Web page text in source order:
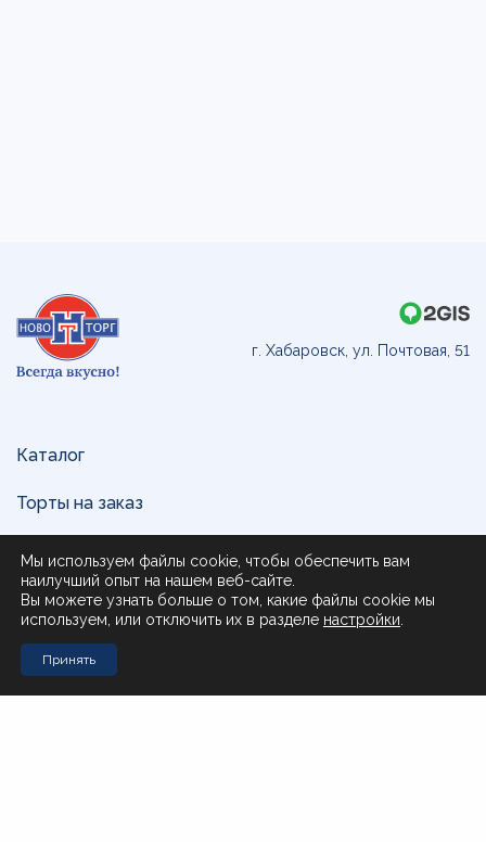
г. Хабаровск, ул. Почтовая, 51
Каталог
Торты на заказ
Доставка и оплата
О нас
Поставщикам
Контакты
Мы используем файлы cookie, чтобы обеспечить вам
наилучший опыт на нашем веб-сайте.
Вы можете узнать больше о том, какие файлы cookie мы
используем, или отключить их в разделе настройки
Принять